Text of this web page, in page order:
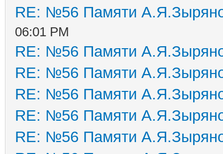
RE: №56 Памяти
06:01 PM
RE: №56 Памяти
RE: №56 Памяти
RE: №56 Памяти
RE: №56 Памяти
RE: №56 Памяти